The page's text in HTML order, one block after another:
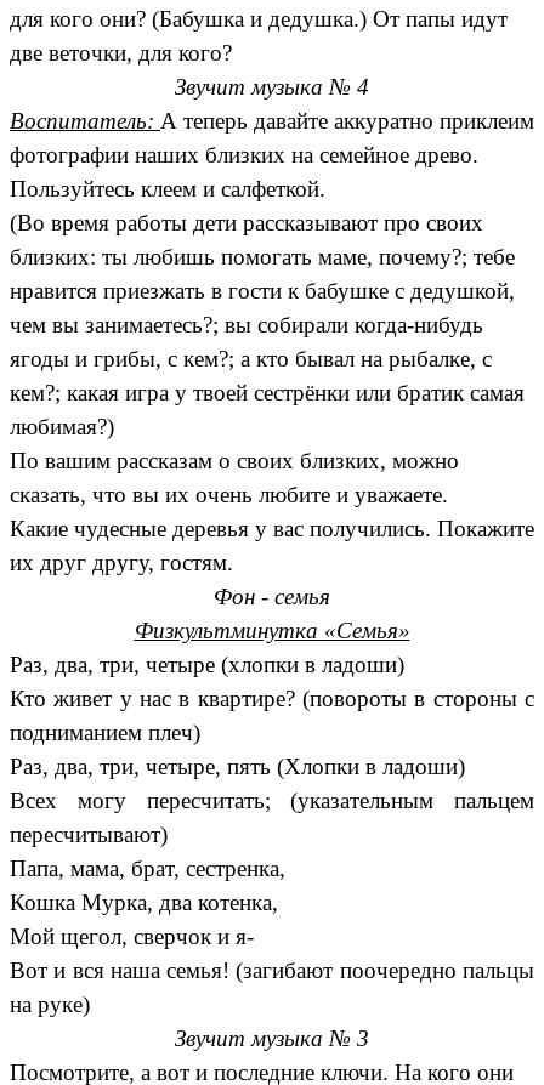
для кого они? (Бабушка и дедушка.) От папы идут
две веточки, для кого?
Звучит музыка № 4
Воспитатель: А теперь давайте аккуратно приклеим
фотографии наших близких на семейное древо.
Пользуйтесь клеем и салфеткой.
(Во время работы дети рассказывают про своих
близких: ты любишь помогать маме, почему?; тебе
нравится приезжать в гости к бабушке с дедушкой,
чем вы занимаетесь?; вы собирали когда-нибудь
ягоды и грибы, с кем?; а кто бывал на рыбалке, с
кем?; какая игра у твоей сестрёнки или братик самая
любимая?)
По вашим рассказам о своих близких, можно
сказать, что вы их очень любите и уважаете.
Какие чудесные деревья у вас получились. Покажите
их друг другу, гостям.
Фон - семья
Физкультминутка «Семья»
Раз, два, три, четыре (хлопки в ладоши)
Кто живет у нас в квартире? (повороты в стороны с
подниманием плеч)
Раз, два, три, четыре, пять (Хлопки в ладоши)
Всех могу пересчитать; (указательным пальцем
пересчитывают)
Папа, мама, брат, сестренка,
Кошка Мурка, два котенка,
Мой щегол, сверчок и я-
Вот и вся наша семья! (загибают поочередно пальцы
на руке)
Звучит музыка № 3
Посмотрите, а вот и последние ключи. На кого они